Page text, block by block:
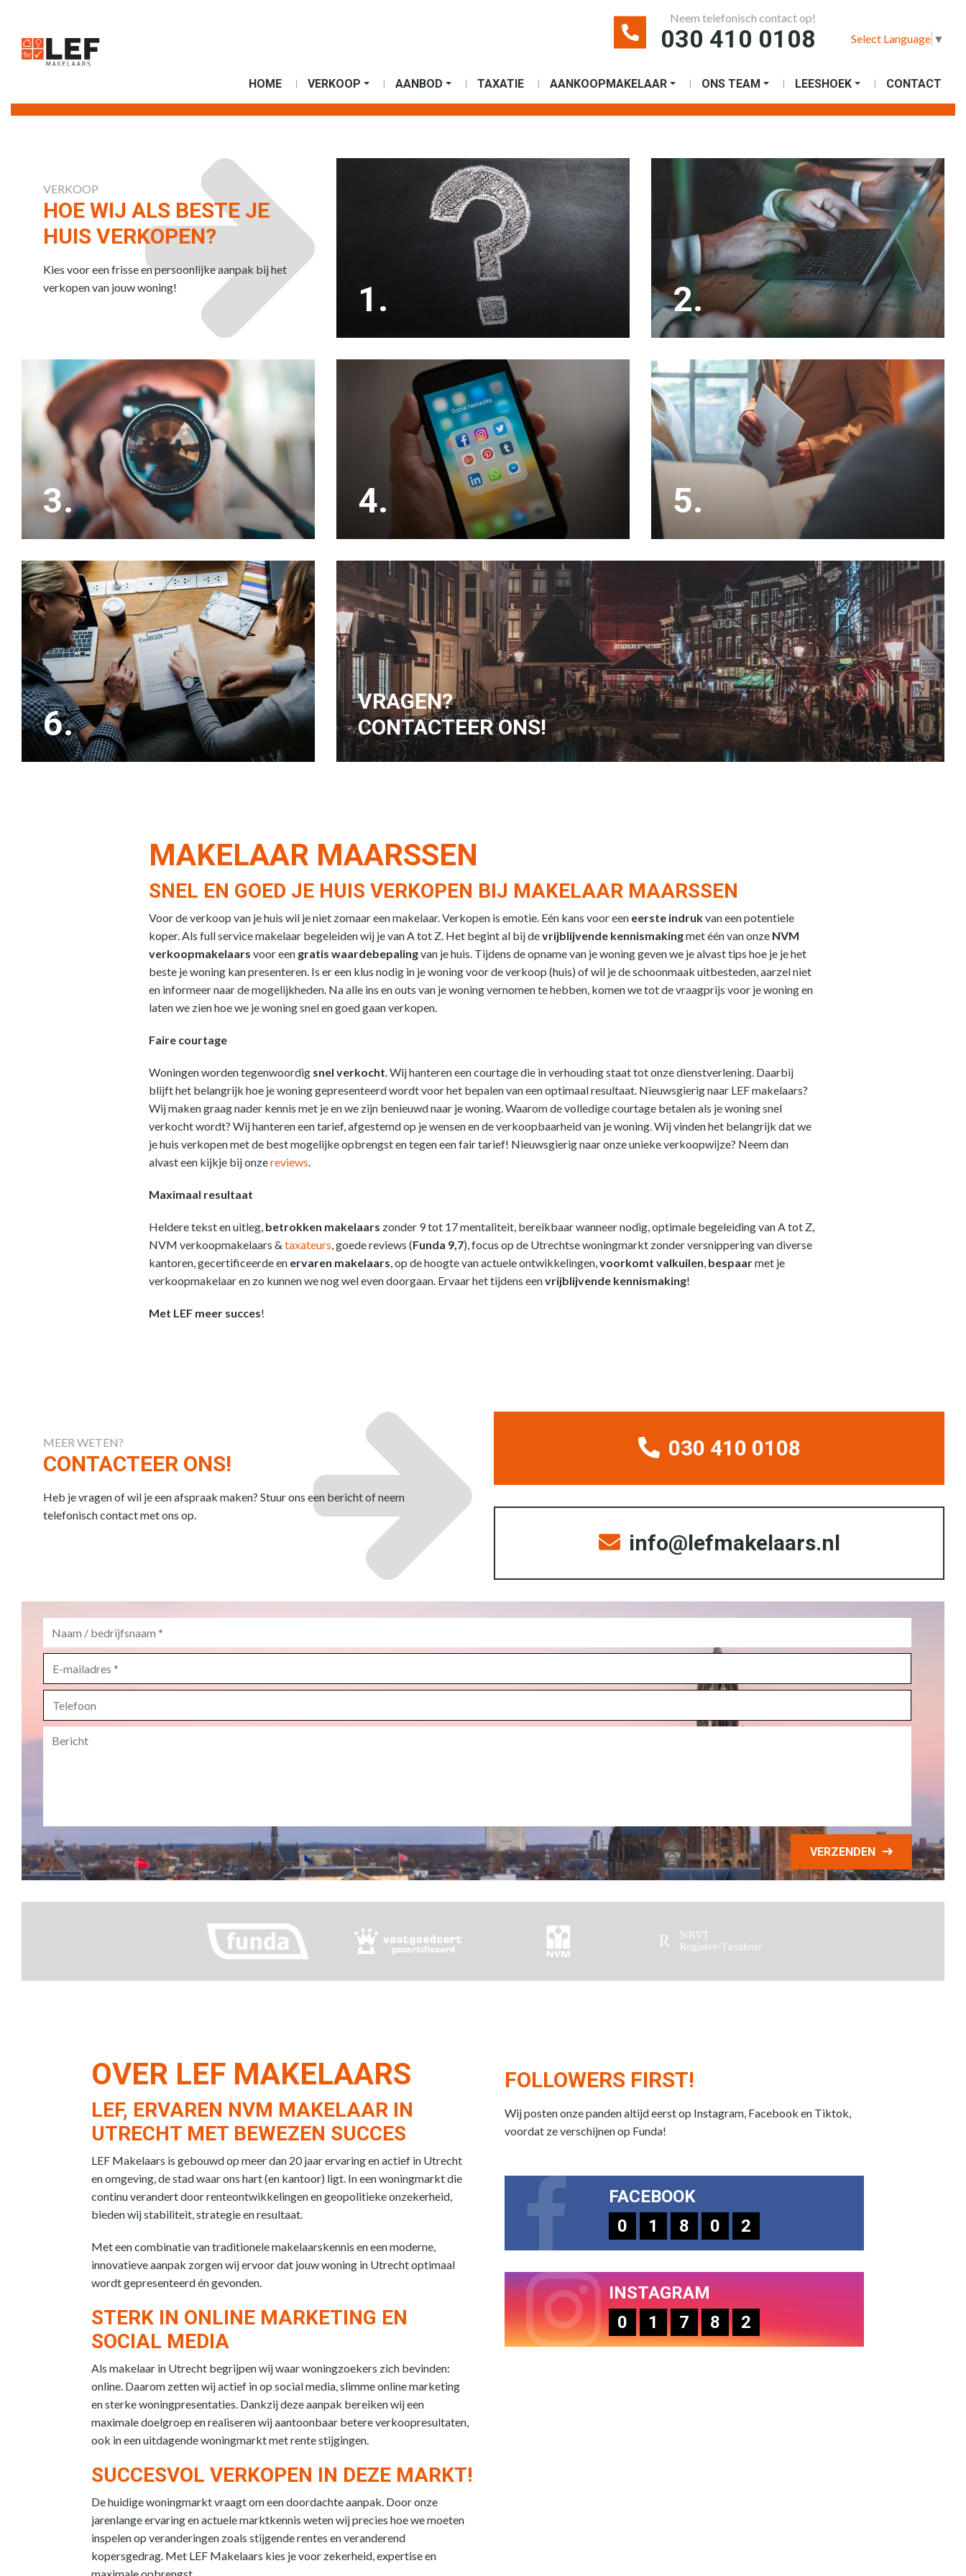
Neem telefonisch contact op!
030 410 0108 Select Language ▼
HOME VERKOOP AANBOD TAXATIE AANKOOPMAKELAAR ONS TEAM LEESHOEK CONTACT
VERKOOP
HOE WIJ ALS BESTE JE
HUIS VERKOPEN?
Kies voor een frisse en persoonlijke aanpak bij het
verkopen van jouw woning!
Een huis verkopen doen de meesten maar een
paar keer in hun leven. Kies voor een ervaren en
enthousiaste NVM verkoopmakelaar.
1.
Met inmiddels 20 jaar ervaring in de makelaardij
kennen wij de lokale markt in Utrecht e.o. als
geen ander.
2.
Het is slim om ons eerst jouw woning op waarde
te laten schatten, waarna wij zorgen voor
professionele beeldmateriaal om de verkoop te
ondersteunen.
3.
Buiten het adverteren op Funda en ons eigen
zoekersbestand, adverteren wij jouw woning
ook op social media waardoor het bereik veel
hoger wordt.
4.
Onze makelaars doen alle bezichtigingen en
houden je op de hoogte. De onderhandelingen en
de koopakte zijn eveneens een onderdeel van
onze service.
5.
Tenslotte regelen wij alles met de notaris, dit
6.
VRAGEN?
CONTACTEER ONS!
MAKELAAR MAARSSEN
SNEL EN GOED JE HUIS VERKOPEN BIJ MAKELAAR MAARSSEN
Voor de verkoop van je huis wil je niet zomaar een makelaar. Verkopen is emotie. Eén kans voor een eerste indrukvan een potentiele
koper. Als full service makelaar begeleiden wij je van A tot Z. Het begint al bij devrijblijvende kennismakingmet één van onze NVM
verkoopmakelaars voor een gratis waardebepalingvan je huis. Tijdens de opname van je woning geven we je alvast tips hoe je je het
beste je woning kan presenteren. Is er een klus nodig in je woning voor de verkoop (huis) of wil je de schoonmaak uitbesteden, aarzel niet
en informeer naar de mogelijkheden. Na alle ins en outs van je woning vernomen te hebben, komen we tot de vraagprijs voor je woning en
laten we zien hoe we je woning snel en goed gaan verkopen.
Faire courtage
Woningen worden tegenwoordig snel verkocht. Wij hanteren een courtage die in verhouding staat tot onze dienstverlening. Daarbij
blijft het belangrijk hoe je woning gepresenteerd wordt voor het bepalen van een optimaal resultaat. Nieuwsgierig naar LEF makelaars?
Wij maken graag nader kennis met je en we zijn benieuwd naar je woning. Waarom de volledige courtage betalen als je woning snel
verkocht wordt? Wij hanteren een tarief, afgestemd op je wensen en de verkoopbaarheid van je woning. Wij vinden het belangrijk dat we
je huis verkopen met de best mogelijke opbrengst en tegen een fair tarief! Nieuwsgierig naar onze unieke verkoopwijze? Neem dan
alvast een kijkje bij onzereviews.
Maximaal resultaat
Heldere tekst en uitleg, betrokken makelaars zonder 9 tot 17 mentaliteit, bereikbaar wanneer nodig, optimale begeleiding van A tot Z,
NVM verkoopmakelaars & taxateurs, goede reviews (Funda 9,7), focus op de Utrechtse woningmarkt zonder versnippering van diverse
kantoren, gecertificeerde en ervaren makelaars, op de hoogte van actuele ontwikkelingen,voorkomt valkuilen, bespaarmet je
verkoopmakelaar en zo kunnen we nog wel even doorgaan. Ervaar het tijdens eenvrijblijvende kennismaking!
Met LEF meer succes!
MEER WETEN?
CONTACTEER ONS!
Heb je vragen of wil je een afspraak maken? Stuur ons een bericht of neem
telefonisch contact met ons op.
030 410 0108
info@lefmakelaars.nl
bedrijfsnaam *
mailadres *
VERZENDEN
OVER LEF MAKELAARS
LEF, ERVAREN NVM MAKELAAR IN
UTRECHT MET BEWEZEN SUCCES
LEF Makelaars is gebouwd op meer dan 20 jaar ervaring en actief in Utrecht
en omgeving, de stad waar ons hart (en kantoor) ligt. In een woningmarkt die
continu verandert door renteontwikkelingen en geopolitieke onzekerheid,
bieden wij stabiliteit, strategie en resultaat.
Met een combinatie van traditionele makelaarskennis en een moderne,
innovatieve aanpak zorgen wij ervoor dat jouw woning in Utrecht optimaal
wordt gepresenteerd én gevonden.
STERK IN ONLINE MARKETING EN
SOCIAL MEDIA
Als makelaar in Utrecht begrijpen wij waar woningzoekers zich bevinden:
online. Daarom zetten wij actief in op social media, slimme online marketing
en sterke woningpresentaties. Dankzij deze aanpak bereiken wij een
maximale doelgroep en realiseren wij aantoonbaar betere verkoopresultaten,
ook in een uitdagende woningmarkt met rente stijgingen.
SUCCESVOL VERKOPEN IN DEZE MARKT!
De huidige woningmarkt vraagt om een doordachte aanpak. Door onze
jarenlange ervaring en actuele marktkennis weten wij precies hoe we moeten
inspelen op veranderingen zoals stijgende rentes en veranderend
kopersgedrag. Met LEF Makelaars kies je voor zekerheid, expertise en
FOLLOWERS FIRST!
Wij posten onze panden altijd eerst op Instagram, Facebook en Tiktok,
voordat ze verschijnen op Funda!
FACEBOOK
0
1 8 0 2
INSTAGRAM
0
1 7 8 2